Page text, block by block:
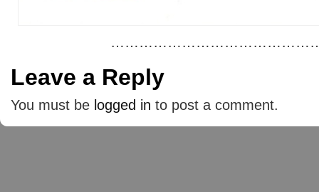
Leave a Reply
You must be logged in to post a comment.